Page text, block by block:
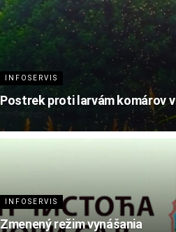
INFOSERVIS
Postrek proti larvám komárov
INFOSERVIS
Zmenený režim vynášania